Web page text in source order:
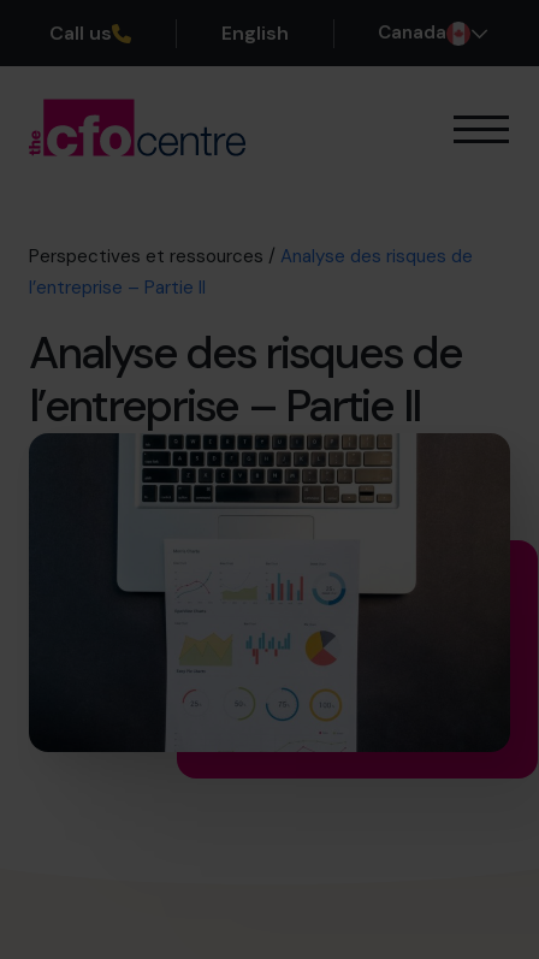
Call us English Canada
Nos CFO
Réussites
Rejoindre l’Équipe
Réservez une session de découverte
info.ca@cfocentre.com
Perspectives et ressources / Analyse des risques de
l’entreprise – Partie II
Analyse des risques de
l’entreprise – Partie II